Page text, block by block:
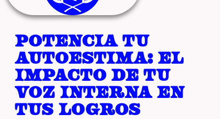
Potencia tu
autoestima: el
impacto de tu
voz interna en
tus logros